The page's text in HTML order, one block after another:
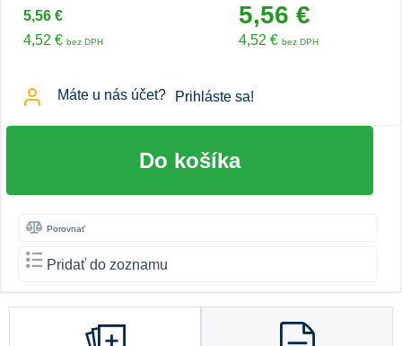
5,56 €
4,52 € bez DPH
5,56 €
4,52 € bez DPH
Máte u nás účet? Prihláste sa!
Do košíka
Porovnať
Pridať do zoznamu